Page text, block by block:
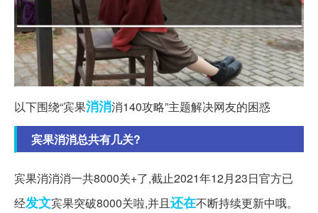
以下围绕“宾果消消消140攻略”主题解决网友的困惑
宾果消消总共有几关?
宾果消消消一共8000关+了,截止2021年12月23日官方已
经发文宾果突破8000关啦,并且还在不断持续更新中哦。